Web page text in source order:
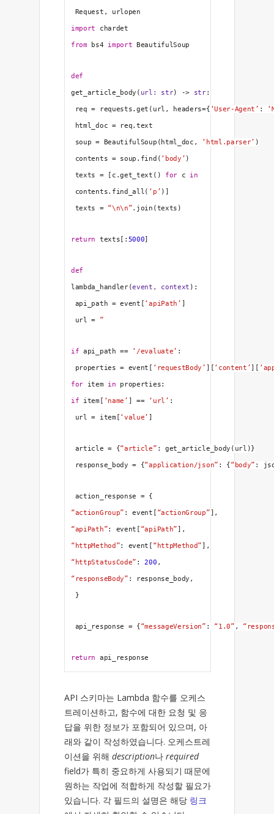
Request, urlopen
import chardet
from bs4 import BeautifulSoup
def
get_article_body ( url: str) -> str:
req = requests.get(url, headers={ ‘User-Agent’ :
html_doc = req.text
soup = BeautifulSoup(html_doc, ‘html.parser’ )
contents = soup.find( ‘body’ )
texts = [c.get_text() for c in
contents.find_all( ‘p’ )]
texts = “\n\n”.join(texts)
return texts[: 5000]
def
lambda_handler(event, context ):
api_path = event[ ‘apiPath’ ]
url = ”
if api_path == ‘/evaluate’ :
properties = event[ ‘requestBody’ ][ ‘content’][
for item in properties:
if item[ ‘name’ ] == ‘url’ :
url = item[ ‘value’ ]
article = {“article” : get_article_body(url)}
response_body = {“application/json” : {“body” :
action_response = {
“actionGroup” : event[ “actionGroup”],
“apiPath”: event[ “apiPath”],
“httpMethod”: event[ “httpMethod”],
“httpStatusCode” : 200 ,
“responseBody” : response_body,
}
api_response = {“messageVersion” : “1.0” ,
return api_response
API 스키마는 Lambda 함수를 오케스
트레이션하고, 함수에 대한 요청 및 응
답을 위한 정보가 포함되어 있으며, 아
래와 같이 작성하였습니다. 오케스트레
이션을 위해 description나 required
field가 특히 중요하게 사용되기 때문에
원하는 작업에 적합하게 작성할 필요가
있습니다. 각 필드의 설명은 해당 링크